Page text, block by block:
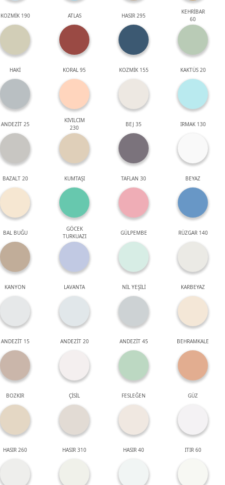
KOZMİK 190 ATLAS HASIR 295
KEHRİBAR
60
HAKİ KORAL 95 KOZMİK 155 KAKTÜS 20
ANDEZİT 25
KIVILCIM
230
BEJ 35 IRMAK 130
BAZALT 20 KUMTAŞI TAFLAN 30 BEYAZ
BAL BUĞU
GÖCEK
TURKUAZI
GÜLPEMBE RÜZGAR 140
KANYON LAVANTA NİL YEŞİLİ KARBEYAZ
ANDEZİT 15 ANDEZİT 20 ANDEZİT 45 BEHRAMKALE
BOZKIR ÇİSİL FESLEĞEN GÜZ
HASIR 260 HASIR 310 HASIR 40 ITIR 60